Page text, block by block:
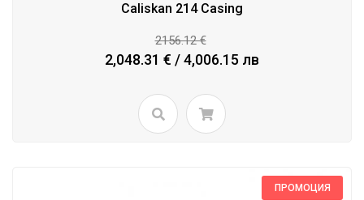
Caliskan 214 Casing
2156.12 €
2,048.31 € / 4,006.15 лв
ПРОМОЦИЯ